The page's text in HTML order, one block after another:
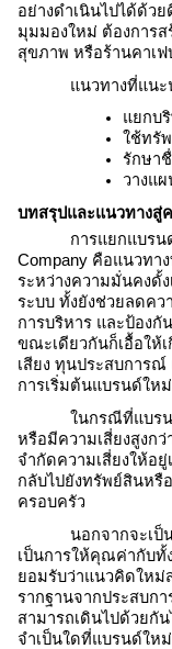
อย่างดำเนินไปได้ด้ว
มุมมองใหม่ ต้องการ
สุขภาพ หรือร้านคาเ
แนวทางที่แน
แยกบ
ใช้ทรั
รักษา
วางแ
บทสรุปและแนวทางสู่
การแยกแบร
Company คือแนวทา
ระหว่างความมั่นคงดั้
ระบบ ทั้งยังช่วยลดค
การบริหาร และป้องกั
ขณะเดียวกันก็เอื้อให้
เสียง ทุนประสบการณ์
การเริ่มต้นแบรนด์ให
ในกรณีที่แบร
หรือมีความเสี่ยงสูงก
จำกัดความเสี่ยงให้อ
กลับไปยังทรัพย์สินหรื
ครอบครัว
นอกจากจะเป็
เป็นการให้คุณค่ากับทั้
ยอมรับว่าแนวคิดใหม่
รากฐานจากประสบก
สามารถเดินไปด้วยกั
จำเป็นใดที่แบรนด์ให